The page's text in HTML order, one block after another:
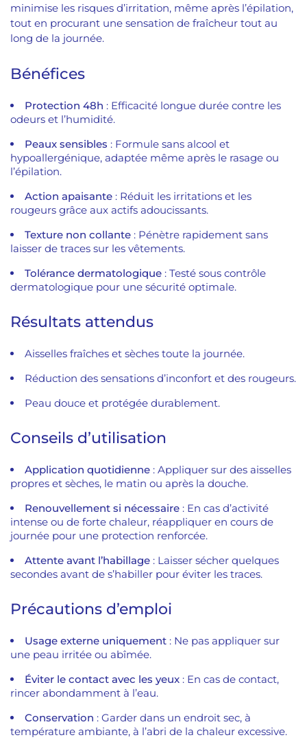
minimise les risques d’irritation, même après l’épilation,
tout en procurant une sensation de fraîcheur tout au
long de la journée.
Bénéfices
Protection 48h : Efficacité longue durée contre les
odeurs et l’humidité.
Peaux sensibles : Formule sans alcool et
hypoallergénique, adaptée même après le rasage ou
l’épilation.
Action apaisante : Réduit les irritations et les
rougeurs grâce aux actifs adoucissants.
Texture non collante : Pénètre rapidement sans
laisser de traces sur les vêtements.
Tolérance dermatologique : Testé sous contrôle
dermatologique pour une sécurité optimale.
Résultats attendus
Aisselles fraîches et sèches toute la journée.
Réduction des sensations d’inconfort et des rougeurs.
Peau douce et protégée durablement.
Conseils d’utilisation
Application quotidienne : Appliquer sur des aisselles
propres et sèches, le matin ou après la douche.
Renouvellement si nécessaire : En cas d’activité
intense ou de forte chaleur, réappliquer en cours de
journée pour une protection renforcée.
Attente avant l’habillage : Laisser sécher quelques
secondes avant de s’habiller pour éviter les traces.
Précautions d’emploi
Usage externe uniquement : Ne pas appliquer sur
une peau irritée ou abîmée.
Éviter le contact avec les yeux : En cas de contact,
rincer abondamment à l’eau.
Conservation : Garder dans un endroit sec, à
température ambiante, à l’abri de la chaleur excessive.